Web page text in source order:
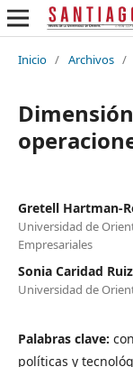
Inicio / Archivos /
Gretell Hartman-
Universidad de
Empresariales
Sonia Caridad
Universidad de
Palabras clave:
políticas y